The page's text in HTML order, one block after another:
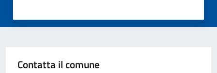
Contatta il comune